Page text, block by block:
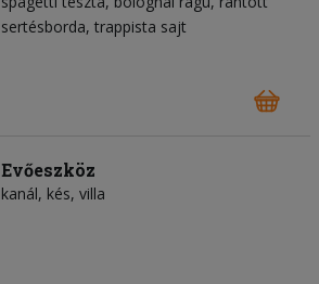
sertésborda trappista sajt
Evőeszköz
kanál, kés, villa